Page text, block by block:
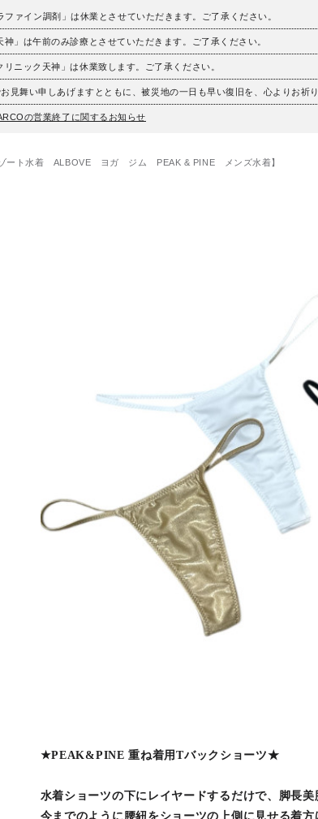
ァイン調剤」は休業とさせていただきます。ご了承ください。
」は午前のみ診療とさせていただきます。ご了承ください。
ニック天神」は休業致します。ご了承ください。
見舞い申しあげますとともに、被災地の一日も早い復旧を、心よりお祈
の営業終了に関するお知らせ
ート水着 ALBOVE ヨガ ジム PEAK & PINE メンズ水着】
★PEAK&PINE 重ね着用Tバックショーツ★
水着ショーツの下にレイヤードするだけで、脚長
今までのように腰紐をショーツの上側に見せる着方